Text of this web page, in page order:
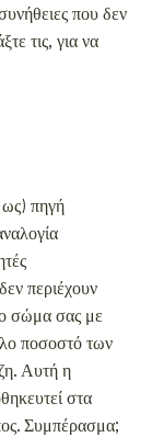
περιέχουν
σώμα σας με
Συμπέρασμα;
βιταμίνες
Αν είστε
πάρτε ένα
που
αυστηρά και